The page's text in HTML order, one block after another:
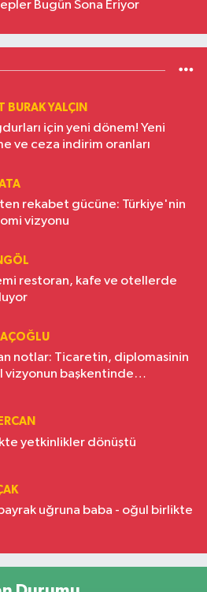
Bugün Sona Eriyor
BURAK YALÇIN
için yeni dönem! Yeni
ve ceza indirim oranları
rekabet gücüne: Türkiye'nin
vizyonu
restoran, kafe ve otellerde
notlar: Ticaretin, diplomasinin
vizyonun başkentinde
yetkinlikler dönüştü
uğruna baba - oğul birlikte